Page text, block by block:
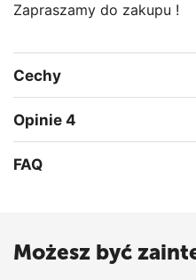
Zapraszamy do zakupu !
Cechy
Opinie 4
FAQ
Możesz być